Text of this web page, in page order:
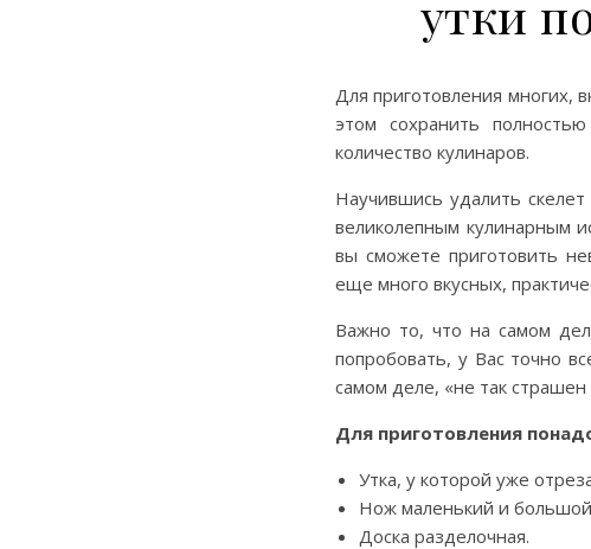
утки
Для приготовления многих,
этом сохранить
количество кулинаров.
Научившись удалить
великолепным кулинарным
вы сможете приготовить
еще много вкусных,
Важно то, что на самом
попробовать, у Вас точно
самом деле, «не так
Для приготовления
Утка, у которой уже
Нож маленький и
Доска разделочная.